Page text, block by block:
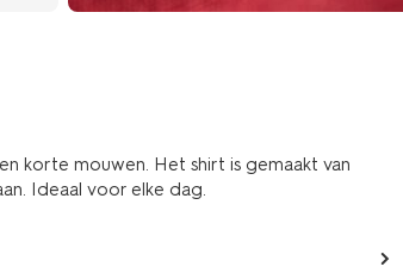
korte mouwen. Het shirt is gemaakt van
Ideaal voor elke dag.